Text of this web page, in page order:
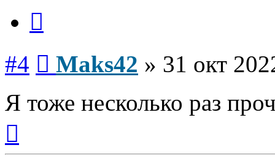
#4 Maks42 » 31 окт
Я тоже несколько раз
началу